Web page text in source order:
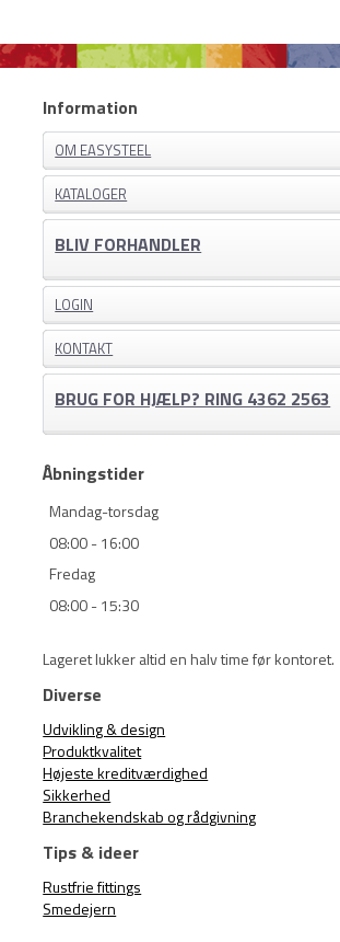
Information
OM EASYSTEEL
KATALOGER
BLIV FORHANDLER
LOGIN
KONTAKT
BRUG FOR HJÆLP? RING 4362 2563
Åbningstider
Mandag-torsdag
08:00 - 16:00
Fredag
08:00 - 15:30
Lageret lukker altid en halv time før kontoret.
Diverse
Udvikling & design
Produktkvalitet
Højeste kreditværdighed
Sikkerhed
Branchekendskab og rådgivning
Tips & ideer
Rustfrie fittings
Smedejern